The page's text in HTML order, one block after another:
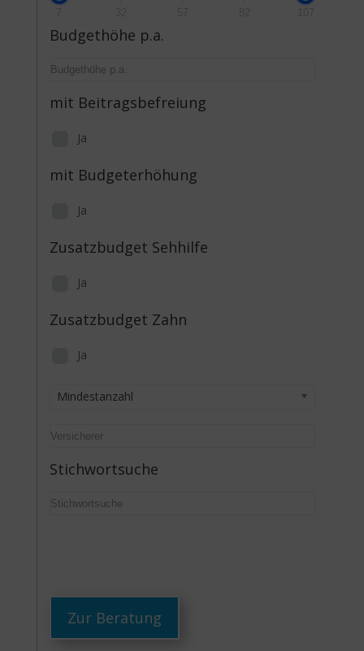
Budgethöhe p.a.
mit Beitragsbefreiung
Ja
mit Budgeterhöhung
Ja
Zusatzbudget Sehhilfe
Ja
Zusatzbudget Zahn
Ja
Mindestanzahl
Stichwortsuche
Zur Beratung